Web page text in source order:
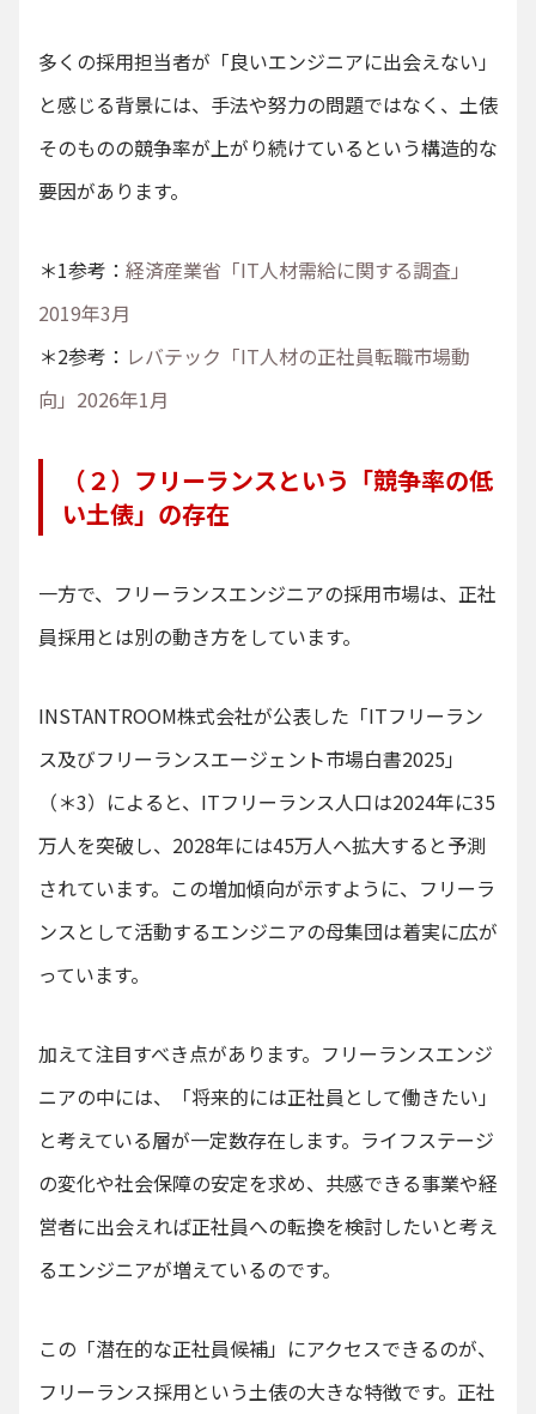
多くの採用担当者が「良いエンジニアに出会えない」
と感じる背景には、手法や努力の問題ではなく、土俵
そのものの競争率が上がり続けているという構造的な
要因があります。
＊1参考： 経済産業省「IT人材需給に関する調査」
2019年3月
＊2参考： レバテック「IT人材の正社員転職市場動
向」2026年1月
（２）フリーランスという「競争率の低
い土俵」の存在
一方で、フリーランスエンジニアの採用市場は、正社
員採用とは別の動き方をしています。
INSTANTROOM株式会社が公表した「ITフリーラン
ス及びフリーランスエージェント市場白書2025」
（＊3）によると、ITフリーランス人口は2024年に35
万人を突破し、2028年には45万人へ拡大すると予測
されています。この増加傾向が示すように、フリーラ
ンスとして活動するエンジニアの母集団は着実に広が
っています。
加えて注目すべき点があります。フリーランスエンジ
ニアの中には、「将来的には正社員として働きたい」
と考えている層が一定数存在します。ライフステージ
の変化や社会保障の安定を求め、共感できる事業や経
営者に出会えれば正社員への転換を検討したいと考え
るエンジニアが増えているのです。
この「潜在的な正社員候補」にアクセスできるのが、
フリーランス採用という土俵の大きな特徴です。正社